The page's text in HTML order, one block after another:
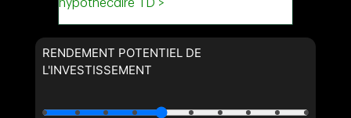
RENDEMENT POTENTIEL DE
L'INVESTISSEMENT